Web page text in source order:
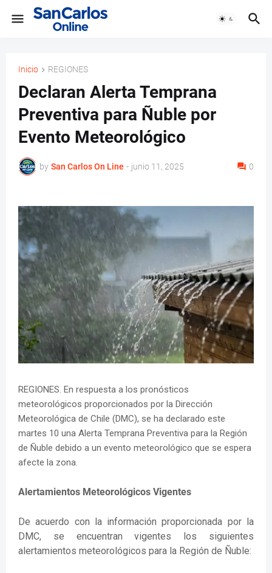
Inicio REGIONES
Declaran Alerta Temprana
Preventiva para Ñuble por
Evento Meteorológico
by San Carlos On Line - junio 11, 2025 0
REGIONES. En respuesta a los pronósticos
meteorológicos proporcionados por la Dirección
Meteorológica de Chile (DMC), se ha declarado este
martes 10 una Alerta Temprana Preventiva para la Región
de Ñuble debido a un evento meteorológico que se espera
afecte la zona.
Alertamientos Meteorológicos Vigentes
De acuerdo con la información proporcionada por la
DMC, se encuentran vigentes los siguientes
alertamientos meteorológicos para la Región de Ñuble: